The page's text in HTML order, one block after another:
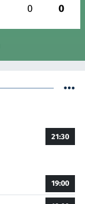
0 0
21:30
19:00